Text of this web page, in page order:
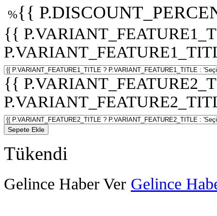
%{{
{{
{{
Sepete Ekle
Tükendi
Gelince Haber Ver Gelince